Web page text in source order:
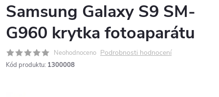
Samsung Galaxy S9 SM-
G960 krytka fotoaparátu
Neohodnoceno Podrobnosti hodnocení
Kód produktu: 1300008